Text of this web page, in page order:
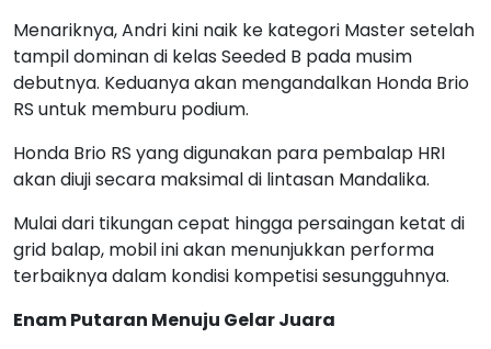
Menariknya, Andri kini naik ke kategori Master setelah
tampil dominan di kelas Seeded B pada musim
debutnya. Keduanya akan mengandalkan Honda Brio
RS untuk memburu podium.
Honda Brio RS yang digunakan para pembalap HRI
akan diuji secara maksimal di lintasan Mandalika.
Mulai dari tikungan cepat hingga persaingan ketat di
grid balap, mobil ini akan menunjukkan performa
terbaiknya dalam kondisi kompetisi sesungguhnya.
Enam Putaran Menuju Gelar Juara